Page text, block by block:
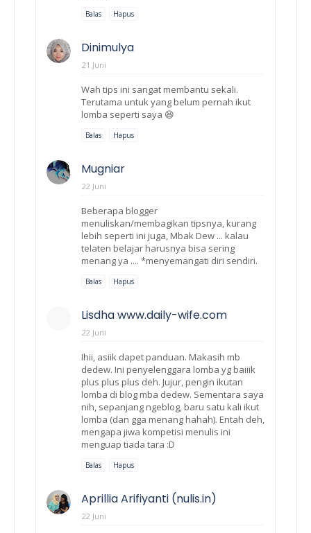
Balas Hapus
Dinimulya
21 Juni
Wah tips ini sangat membantu sekali.
Terutama untuk yang belum pernah ikut
lomba seperti saya 😆
Balas Hapus
Mugniar
22 Juni
Beberapa blogger
menuliskan/membagikan tipsnya, kurang
lebih seperti ini juga, Mbak Dew ... kalau
telaten belajar harusnya bisa sering
menang ya .... *menyemangati diri sendiri.
Balas Hapus
Lisdha www.daily-wife.com
22 Juni
Ihii, asiik dapet panduan. Makasih mb
dedew. Ini penyelenggara lomba yg baiiik
plus plus plus deh. Jujur, pengin ikutan
lomba di blog mba dedew. Sementara saya
nih, sepanjang ngeblog, baru satu kali ikut
lomba (dan gga menang hahah). Entah deh,
mengapa jiwa kompetisi menulis ini
menguap tiada tara :D
Balas Hapus
Aprillia Arifiyanti (nulis.in)
22 Juni